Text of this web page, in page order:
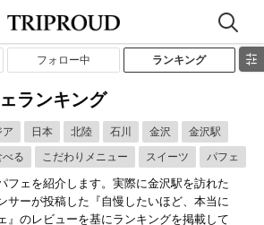
フォロー中 ランキング
ランキング
ア 日本 北陸 石川 金沢
金沢駅
べる こだわりメニュー スイーツ パフェ
フェを紹介します。実際に金沢駅を訪れた
サーが投稿した『自慢したいほど、本当に
』のレビューを基にランキングを掲載して